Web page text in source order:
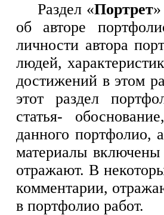
Раздел «Портрет
об авторе
личности автора
людей,
достижений в этом
этот раздел
статья-
данного портфолио,
материалы включены
отражают. В
комментарии,
в портфолио работ.